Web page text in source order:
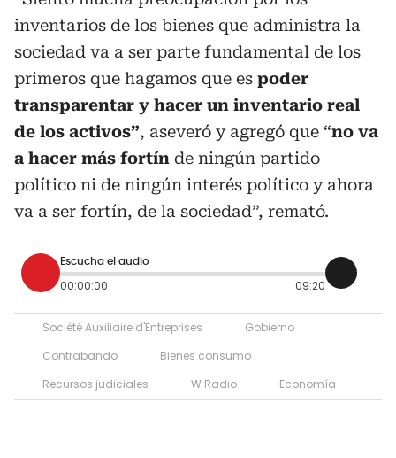
inventarios de los bienes que administra la
sociedad va a ser parte fundamental de los
primeros que hagamos que es poder
transparentar y hacer un inventario real
de los activos”, aseveró y agregó que “no va
a hacer más fortín de ningún partido
político ni de ningún interés político y ahora
va a ser fortín, de la sociedad”, remató.
Escucha el audio
00:00:00 09:20
Société Auxiliaire d'Entreprises
Gobierno
Contrabando
Bienes consumo
Recursos judiciales
W Radio Economía